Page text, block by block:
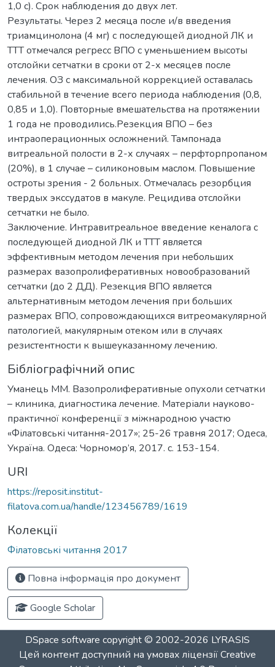
1,0 с). Срок наблюдения до двух лет.
Результаты. Через 2 месяца после и/в введения
триамцинолона (4 мг) с последующей диодной ЛК и
ТТТ отмечался регресс ВПО с уменьшением высоты
отслойки сетчатки в сроки от 2-х месяцев после
лечения. ОЗ с максимальной коррекцией оставалась
стабильной в течение всего периода наблюдения (0,8,
0,85 и 1,0). Повторные вмешательства на протяжении
1 года не проводились.Резекция ВПО – без
интраоперационных осложнений. Тампонада
витреальной полости в 2-х случаях – перфторпропаном
(20%), в 1 случае – силиконовым маслом. Повышение
остроты зрения - 2 больных. Отмечалась резорбция
твердых экссудатов в макуле. Рецидива отслойки
сетчатки не было.
Заключение. Интравитреальное введение кеналога с
последующей диодной ЛК и ТТТ является
эффективным методом лечения при небольших
размерах вазопролиферативных новообразований
сетчатки (до 2 ДД). Резекция ВПО является
альтернативным методом лечения при больших
размерах ВПО, сопровождающихся витреомакулярной
патологией, макулярным отеком или в случаях
резистентности к вышеуказанному лечению.
Бібліографічний опис
Уманець ММ. Вазопролиферативные опухоли сетчатки
– клиника, диагностика лечение. Матеріали науково-
практичної конференції з міжнародною участю
«Філатовські читання-2017»; 25-26 травня 2017; Одеса,
Україна. Одеса: Чорномор’я, 2017. c. 153-154.
URI
https://reposit.institut-
filatova.com.ua/handle/123456789/1619
Колекції
Філатовські читання 2017
Повна інформація про документ
Google Scholar
DSpace software copyright © 2002-2026 LYRASIS
Цей контент доступний на умовах ліцензіїCreative